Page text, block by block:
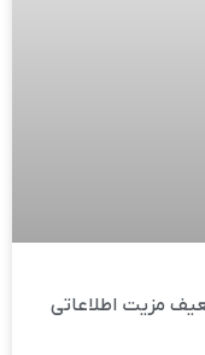
مزیت اطلاعاتی